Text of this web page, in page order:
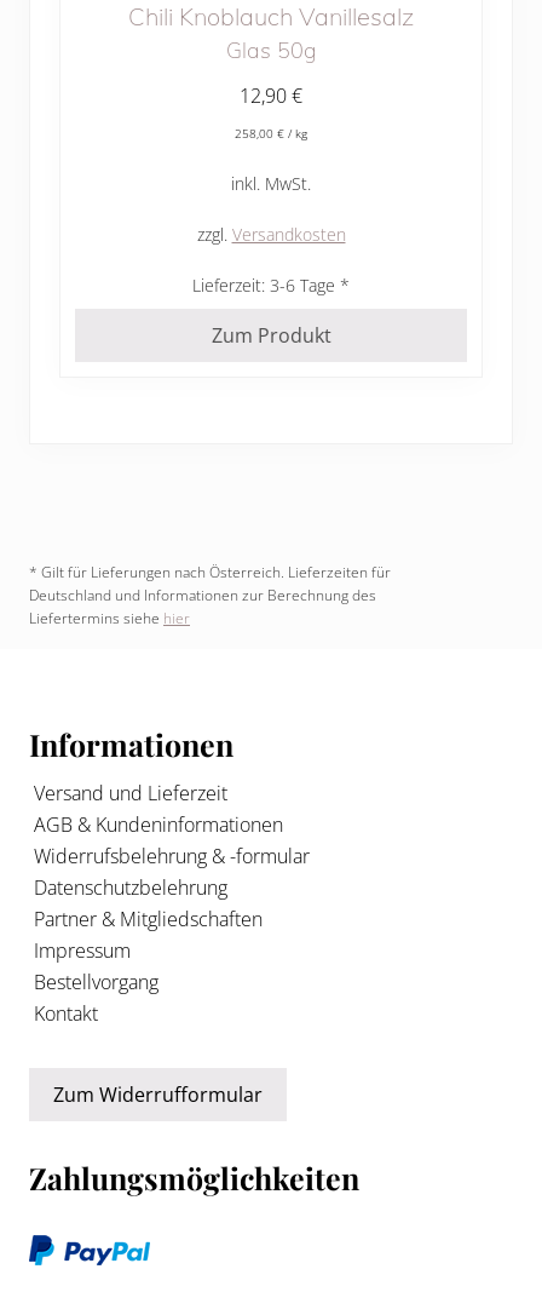
Chili Knoblauch Vanillesalz
Glas 50g
12,90€
258,00 € /kg
inkl. MwSt.
zzgl. Versandkosten
Lieferzeit: 3-6 Tage
Zum Produkt
* Gilt für Lieferungen nach Österreich. Lieferzeiten für
Deutschland und Informationen zur Berechnung des
Liefertermins siehe hier
Informationen
Versand und Lieferzeit
AGB & Kundeninformationen
Widerrufsbelehrung & -formular
Datenschutzbelehrung
Partner & Mitgliedschaften
Impressum
Bestellvorgang
Kontakt
Zum Widerrufformular
Zahlungsmöglichkeiten